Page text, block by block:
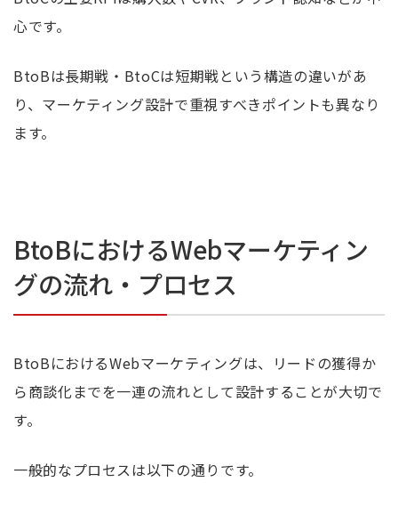
心です。
BtoBは長期戦・BtoCは短期戦という構造の違いがあ
り、マーケティング設計で重視すべきポイントも異なり
ます。
BtoBにおけるWebマーケティン
グの流れ・プロセス
BtoBにおけるWebマーケティングは、リードの獲得か
ら商談化までを一連の流れとして設計することが大切で
す。
一般的なプロセスは以下の通りです。